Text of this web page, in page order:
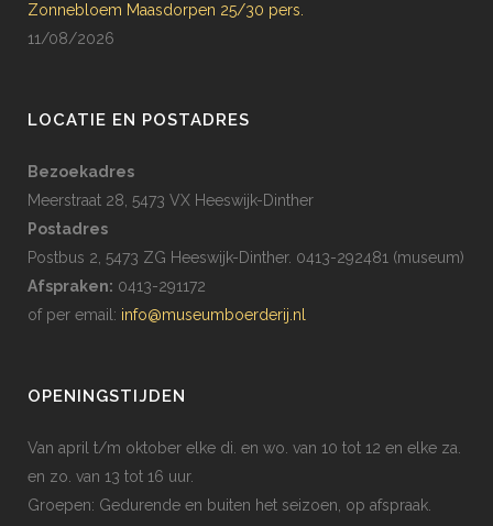
Zonnebloem Maasdorpen 25/30 pers.
11/08/2026
LOCATIE EN POSTADRES
Bezoekadres
Meerstraat 28, 5473 VX Heeswijk-Dinther
Postadres
Postbus 2, 5473 ZG Heeswijk-Dinther. 0413-292481 (museum)
Afspraken: 0413-291172
of per email: info@museumboerderij.nl
OPENINGSTIJDEN
Van april t/m oktober elke di. en wo. van 10 tot 12 en elke za.
en zo. van 13 tot 16 uur.
Groepen: Gedurende en buiten het seizoen, op afspraak.